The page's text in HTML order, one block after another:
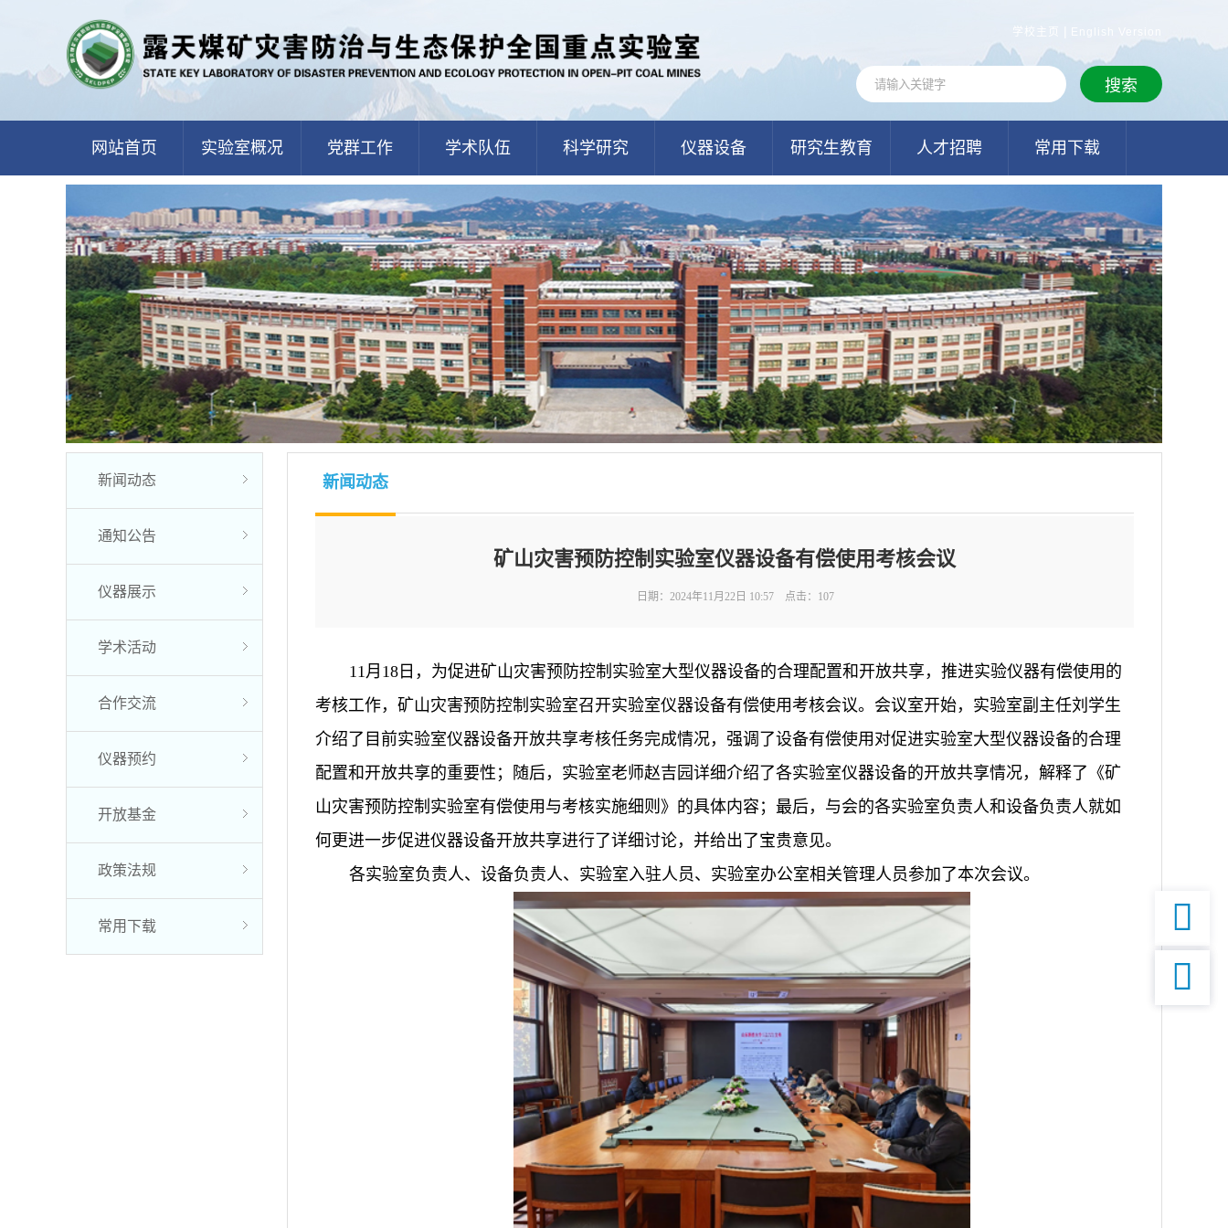
学校主页 English Version
网站首页 实验室概况 党群工作 学术队伍 科学研究 仪器设备 研究生教育 人才招聘 常用下载
新闻动态
通知公告
仪器展示
学术活动
合作交流
仪器预约
开放基金
政策法规
常用下载
新闻动态
矿山灾害预防控制实验室仪器设备有偿使用考核会议
日期：2024年11月22日 10:57 点击： 107
11月18日，为促进矿山灾害预防控制实验室大型仪器设备的合理配置和开放共享，推进实验仪器有偿使用的
考核工作，矿山灾害预防控制实验室召开实验室仪器设备有偿使用考核会议。会议室开始，实验室副主任刘学生
介绍了目前实验室仪器设备开放共享考核任务完成情况，强调了设备有偿使用对促进实验室大型仪器设备的合理
配置和开放共享的重要性；随后，实验室老师赵吉园详细介绍了各实验室仪器设备的开放共享情况，解释了《矿
山灾害预防控制实验室有偿使用与考核实施细则》的具体内容；最后，与会的各实验室负责人和设备负责人就如
何更进一步促进仪器设备开放共享进行了详细讨论，并给出了宝贵意见。
各实验室负责人、设备负责人、实验室入驻人员、实验室办公室相关管理人员参加了本次会议。

